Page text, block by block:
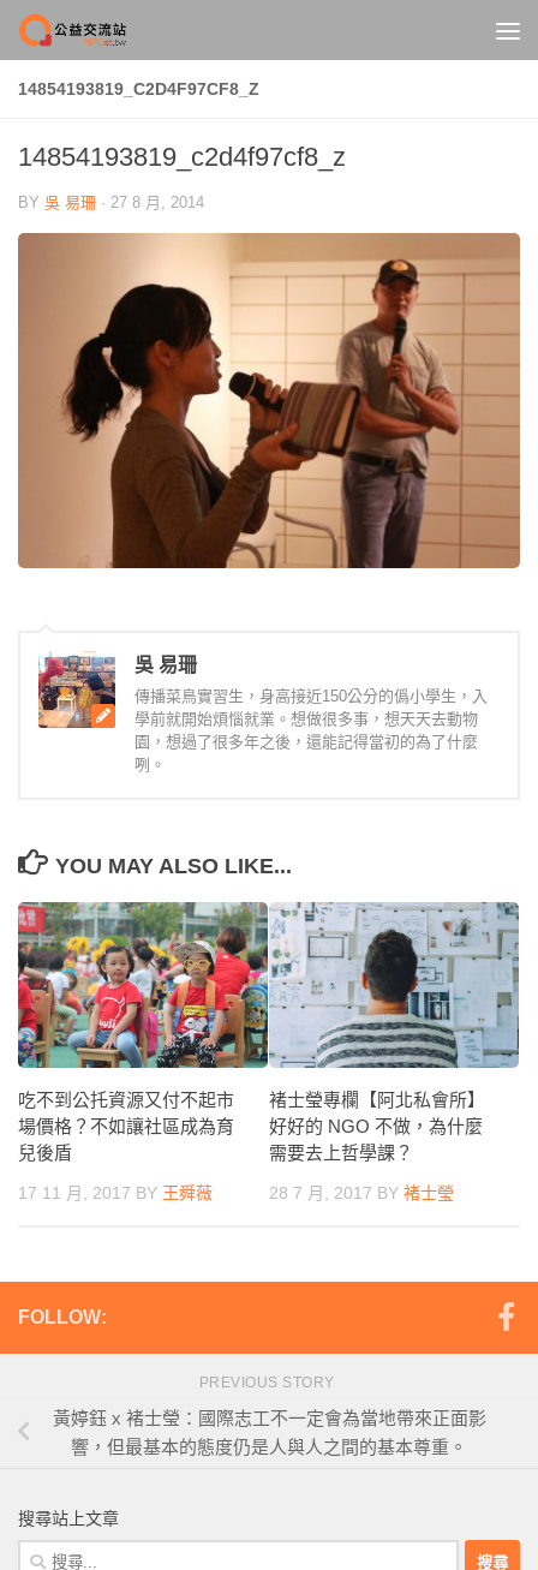
Skip to content
14854193819_C2D4F97CF8_Z
14854193819_c2d4f97cf8_z
BY 吳 易珊 · 27 8 月, 2014
吳 易珊
傳播菜鳥實習生，身高接近150公分的僞小學生，入
學前就開始煩惱就業。想做很多事，想天天去動物
園，想過了很多年之後，還能記得當初的為了什麼
咧。
YOU MAY ALSO LIKE...
吃不到公托資源又付不起市
場價格？不如讓社區成為育
兒後盾
17 11 月, 2017 BY 王舜薇
褚士瑩專欄【阿北私會所】
好好的 NGO 不做，為什麼
需要去上哲學課？
28 7 月, 2017 BY 褚士瑩
FOLLOW:
PREVIOUS STORY
黃婷鈺 x 褚士瑩：國際志工不一定會為當地帶來正面影
響，但最基本的態度仍是人與人之間的基本尊重。
搜尋站上文章
搜